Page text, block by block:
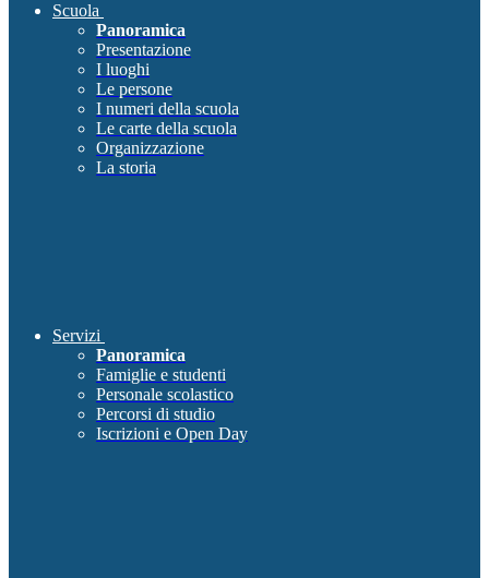
Scuola
Panoramica
Presentazione
I luoghi
Le persone
I numeri della scuola
Le carte della scuola
Organizzazione
La storia
Servizi
Panoramica
Famiglie e studenti
Personale scolastico
Percorsi di studio
Iscrizioni e Open Day